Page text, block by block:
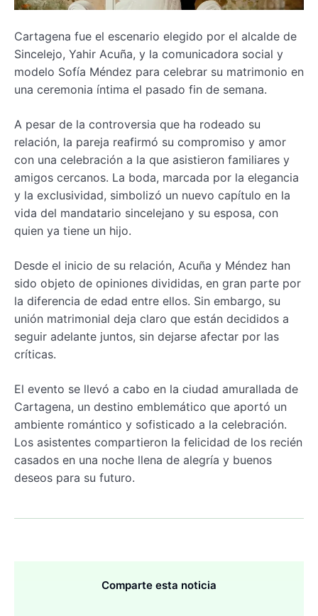
Cartagena fue el escenario elegido por el alcalde de
Sincelejo, Yahir Acuña, y la comunicadora social y
modelo Sofía Méndez para celebrar su matrimonio en
una ceremonia íntima el pasado fin de semana.
A pesar de la controversia que ha rodeado su
relación, la pareja reafirmó su compromiso y amor
con una celebración a la que asistieron familiares y
amigos cercanos. La boda, marcada por la elegancia
y la exclusividad, simbolizó un nuevo capítulo en la
vida del mandatario sincelejano y su esposa, con
quien ya tiene un hijo.
Desde el inicio de su relación, Acuña y Méndez han
sido objeto de opiniones divididas, en gran parte por
la diferencia de edad entre ellos. Sin embargo, su
unión matrimonial deja claro que están decididos a
seguir adelante juntos, sin dejarse afectar por las
críticas.
El evento se llevó a cabo en la ciudad amurallada de
Cartagena, un destino emblemático que aportó un
ambiente romántico y sofisticado a la celebración.
Los asistentes compartieron la felicidad de los recién
casados en una noche llena de alegría y buenos
deseos para su futuro.
Comparte esta noticia